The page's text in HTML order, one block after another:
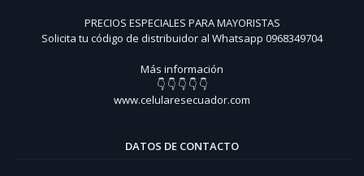
PRECIOS ESPECIALES PARA MAYORISTAS
Solicita tu código de distribuidor al Whatsapp 0968349704
Más información
👇 👇 👇 👇 👇
www.celularesecuador.com
DATOS DE CONTACTO